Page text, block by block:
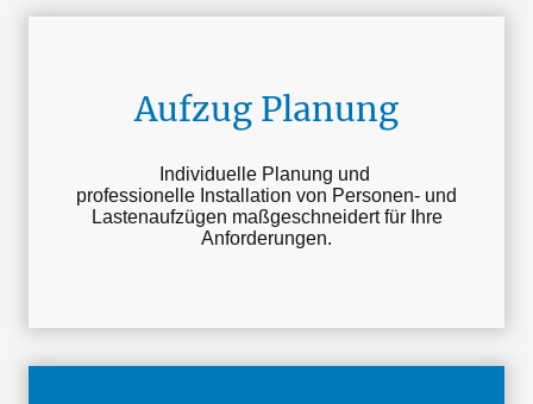
Aufzug Planung
Individuelle Planung und
professionelle Installation von Personen- und
Lastenaufzügen maßgeschneidert für Ihre
Anforderungen.